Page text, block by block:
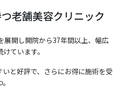
老舗美容クリニック
展開し開院から37年間以上、幅広
ています。
と好評で、さらにお得に施術を受